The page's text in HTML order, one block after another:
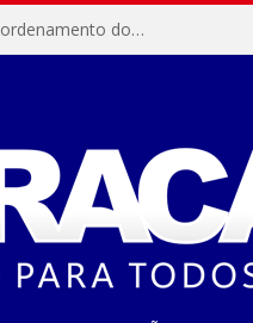
Resex Maracanã avança no processo de gestão e ordenamento do turismo em nossas áreas protegidas.